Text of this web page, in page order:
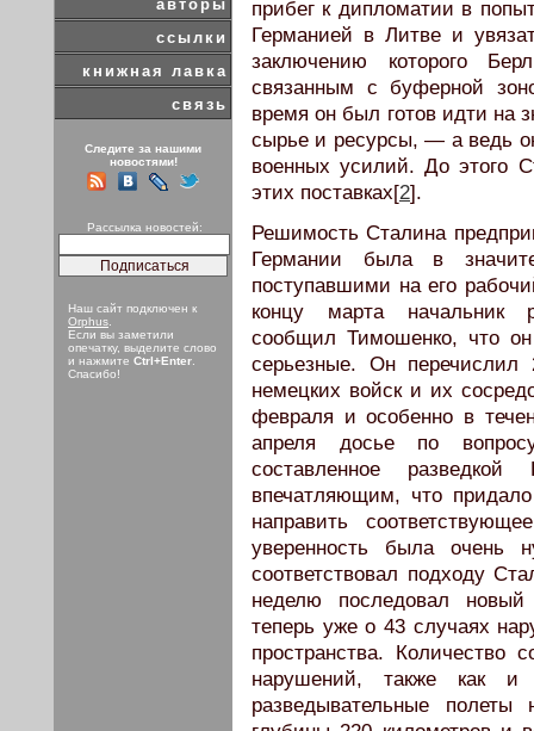
авторы
ссылки
книжная лавка
связь
Следите за нашими
новостями!
Рассылка новостей:
Наш сайт подключен к
Orphus
Если вы заметили
опечатку, выделите слово
и нажмите Ctrl+Enter
Спасибо!
прибег к дипломатии в
Германией в Литве и
заключению которого
связанным с буферной
время он был готов идти на
сырье и ресурсы, — а ведь
военных усилий. До этого
этих поставках[2].
Решимость Сталина
Германии была в
поступавшими на его
концу марта начальник
сообщил Тимошенко, что он
серьезные. Он перечислил
немецких войск и их
февраля и особенно в
апреля досье по
составленное
впечатляющим, что
направить
уверенность была очень
соответствовал подходу
неделю последовал
теперь уже о 43 случаях
пространства.
нарушений, также как
разведывательные полеты